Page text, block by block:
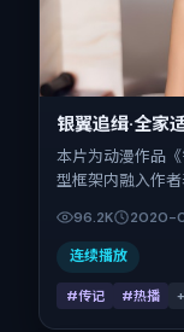
银翼追缉·全家
本片为动漫作品
型框架内融入作
承担多重关系线
国。上映时间
05），全片118分
96.2K 2020-
连续播放
#传记 #热播 +